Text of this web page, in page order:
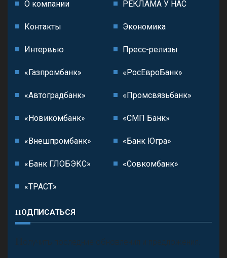
О компании РЕКЛАМА У НАС
Контакты Экономика
Интервью Пресс-релизы
«Газпромбанк» «РосЕвроБанк»
«Автоградбанк» «Промсвязьбанк»
«Новикомбанк» «СМП Банк»
«Внешпромбанк» «Банк Югра»
«Банк ГЛОБЭКС» «Совкомбанк»
«ТРАСТ»
ПОДПИСАТЬСЯ
П олучить последние обновления и предложения.